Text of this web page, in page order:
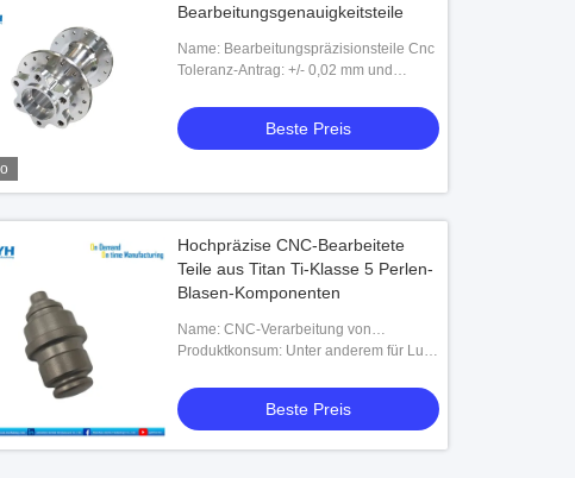
Bearbeitungsgenauigkeitsteile
Name: Bearbeitungspräzisionsteile Cnc
Toleranz-Antrag: +/- 0,02 mm und
Beste Preis
Hochpräzise CNC-Bearbeitete
Teile aus Titan Ti-Klasse 5 Perlen-
Blasen-Komponenten
Name: CNC-Verarbeitung von
Titanlegierungen
Produktkonsum: Unter anderem für Luft-
industrielle Anwendungen
Beste Preis